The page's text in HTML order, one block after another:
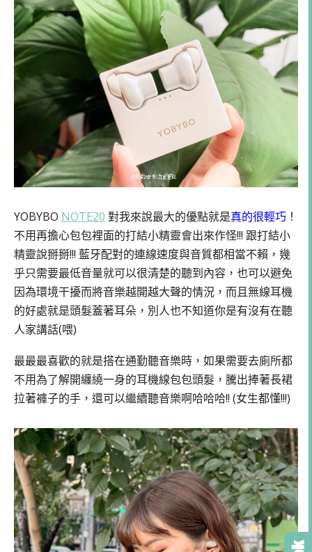
YOBYBO NOTE20 對我來說最大的優點就是真的很輕巧 ！
不用再擔心包包裡面的打結小精靈會出來作怪!!! 跟打結小
精靈說掰掰!!! 藍牙配對的連線速度與音質都相當不賴，幾
乎只需要最低音量就可以很清楚的聽到內容，也可以避免
因為環境干擾而將音樂越開越大聲的情況，而且無線耳機
的好處就是頭髮蓋著耳朵，別人也不知道你是有沒有在聽
人家講話(喂)
最最最喜歡的就是搭在通勤聽音樂時，如果需要去廁所都
不用為了解開纏繞一身的耳機線包包頭髮，騰出捧著長裙
拉著褲子的手，還可以繼續聽音樂啊哈哈哈!! (女生都懂!!!)